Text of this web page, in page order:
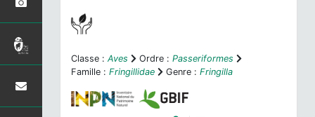
Classe : Aves Ordre : Passeriformes
Famille : Fringillidae Genre : Fringilla